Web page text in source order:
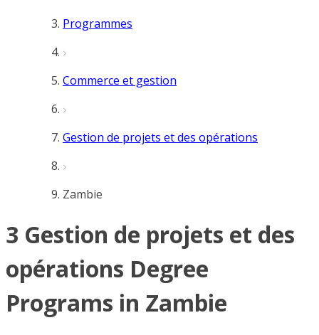
Programmes
Commerce et gestion
Gestion de projets et des opérations
Zambie
3 Gestion de projets et des
opérations Degree
Programs in Zambie